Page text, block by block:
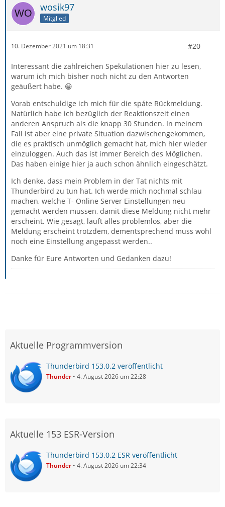
wosik97
Mitglied
10. Dezember 2021 um 18:31 #20
Interessant die zahlreichen Spekulationen hier zu lesen,
warum ich mich bisher noch nicht zu den Antworten
geäußert habe. 😁
Vorab entschuldige ich mich für die spáte Rückmeldung.
Natürlich habe ich bezüglich der Reaktionszeit einen
anderen Anspruch als die knapp 30 Stunden. In meinem
Fall ist aber eine private Situation dazwischengekommen,
die es praktisch unmöglich gemacht hat, mich hier wieder
einzuloggen. Auch das ist immer Bereich des Möglichen.
Das haben einige hier ja auch schon ähnlich eingeschätzt.
Ich denke, dass mein Problem in der Tat nichts mit
Thunderbird zu tun hat. Ich werde mich nochmal schlau
machen, welche T- Online Server Einstellungen neu
gemacht werden müssen, damit diese Meldung nicht mehr
erscheint. Wie gesagt, läuft alles problemlos, aber die
Meldung erscheint trotzdem, dementsprechend muss wohl
noch eine Einstellung angepasst werden..
Danke für Eure Antworten und Gedanken dazu!
Aktuelle Programmversion
Thunderbird 153.0.2 veröffentlicht
Thunder 4. August 2026 um 22:28
Aktuelle 153 ESR-Version
Thunderbird 153.0.2 ESR veröffentlicht
Thunder 4. August 2026 um 22:34